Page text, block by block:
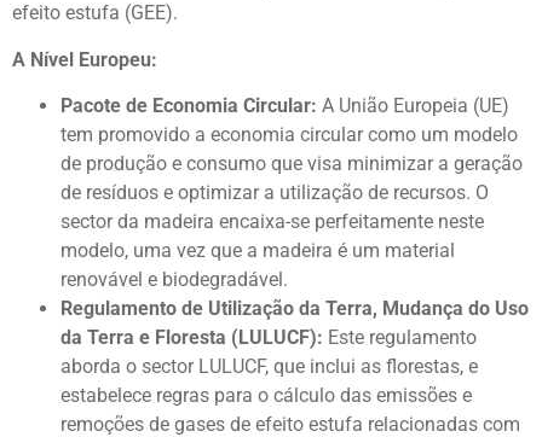
efeito estufa (GEE).
A Nível Europeu:
Pacote de Economia Circular: A União Europeia (UE)
tem promovido a economia circular como um modelo
de produção e consumo que visa minimizar a geração
de resíduos e optimizar a utilização de recursos. O
sector da madeira encaixa-se perfeitamente neste
modelo, uma vez que a madeira é um material
renovável e biodegradável.
Regulamento de Utilização da Terra, Mudança do Uso
da Terra e Floresta (LULUCF): Este regulamento
aborda o sector LULUCF, que inclui as florestas, e
estabelece regras para o cálculo das emissões e
remoções de gases de efeito estufa relacionadas com